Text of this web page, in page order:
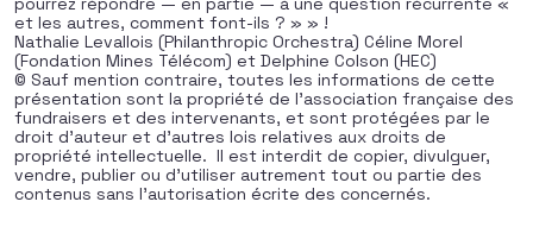
et les autres, comment font-ils ? » » !
Nathalie Levallois (Philanthropic Orchestra) Céline Morel
(Fondation Mines Télécom) et Delphine Colson (HEC)
© Sauf mention contraire, toutes les informations de cette
présentation sont la propriété de l’association française des
fundraisers et des intervenants, et sont protégées par le
droit d’auteur et d’autres lois relatives aux droits de
propriété intellectuelle. Il est interdit de copier, divulguer,
vendre, publier ou d’utiliser autrement tout ou partie des
contenus sans l’autorisation écrite des concernés.